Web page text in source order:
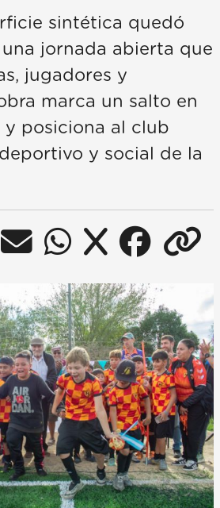
sintética quedó
jornada abierta que
jugadores y
marca un salto en
y posiciona al club
y social de la